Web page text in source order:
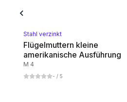
Stahl verzinkt
Flügelmuttern kleine
amerikanische Ausführung
M 4
- / 5